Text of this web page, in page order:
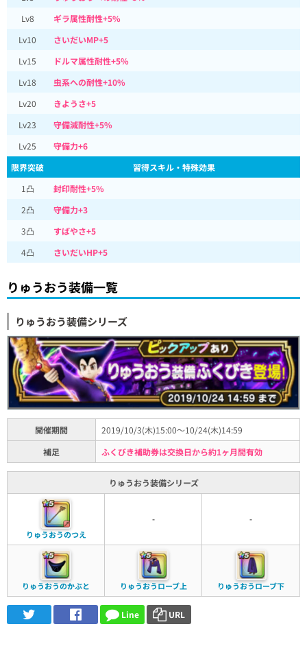
Lv8
ギラ属性耐性+5%
Lv10
さいだいMP+5
Lv15
ドルマ属性耐性+5%
Lv18
虫系への耐性+10%
Lv20
きようさ+5
Lv23
守備減耐性+5%
Lv25
守備力+6
限界突破
習得スキル・特殊効果
1凸
封印耐性+5%
2凸
守備力+3
3凸
すばやさ+5
4凸
さいだいHP+5
りゅうおう装備一覧
りゅうおう装備シリーズ
開催期間
2019/10/3(木)15:00～10/24(木)14:59
補足
ふくびき補助券は交換日から約1ヶ月間有効
りゅうおう装備シリーズ
りゅうおうのつえ
- -
りゅうおうのかぶと りゅうおうローブ上 りゅうおうローブ下
Line URL